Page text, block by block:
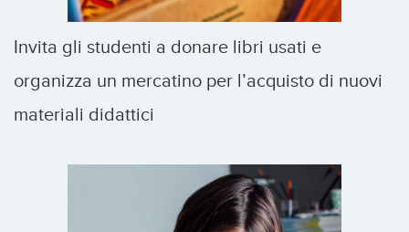
Invita gli studenti a donare libri usati e
organizza un mercatino per l’acquisto di nuovi
materiali didattici